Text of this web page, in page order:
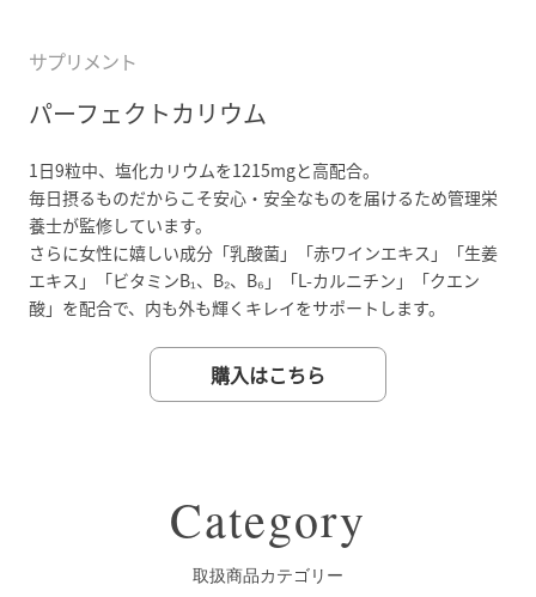
サプリメント
パーフェクトカリウム
1日9粒中、塩化カリウムを1215mgと高配合。
毎日摂るものだからこそ安心・安全なものを届けるため管理栄
養士が監修しています。
さらに女性に嬉しい成分「乳酸菌」「赤ワインエキス」「生姜
エキス」「ビタミンB₁、B₂、B₆」「L-カルニチン」「クエン
酸」を配合で、内も外も輝くキレイをサポートします。
購入はこちら
Category
取扱商品カテゴリー